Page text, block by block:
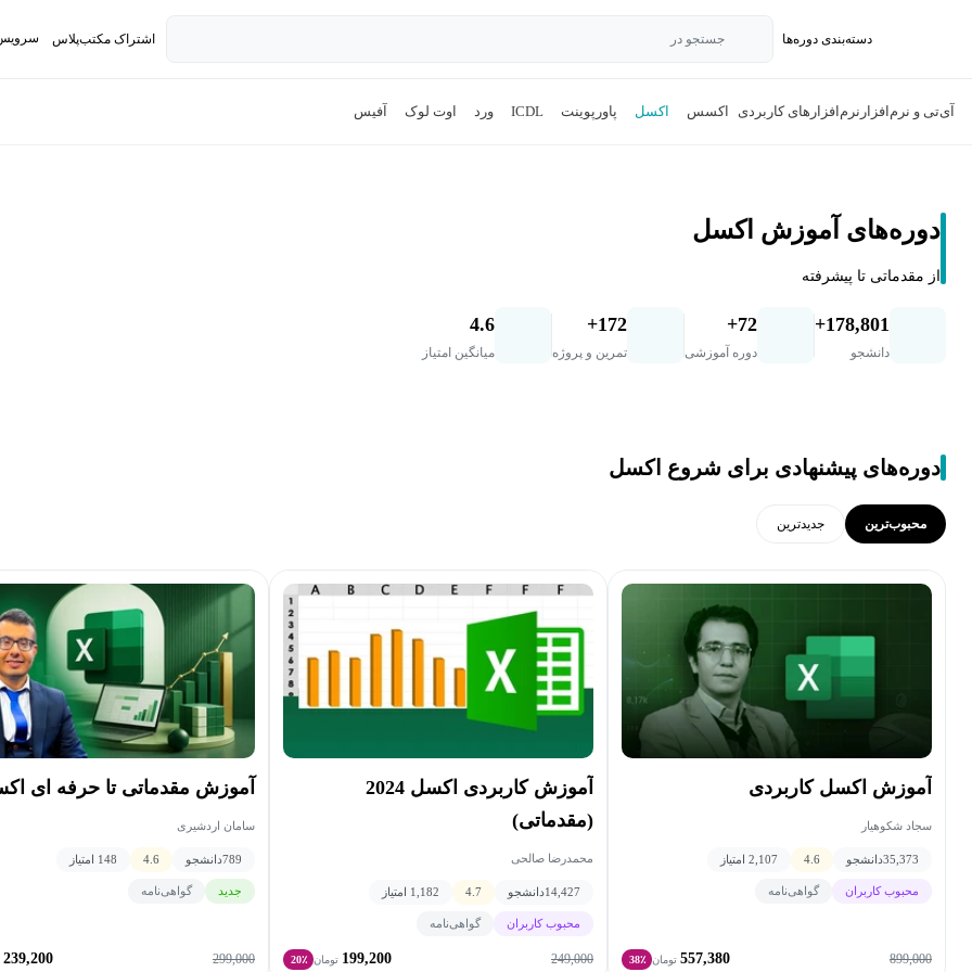
دسته‌بندی‌ دوره‌ها جستجو در اشتراک مکتب‌پلاس
آی‌تی و نرم‌افزار نرم‌افزارهای کاربردی اکسس اکسل پاورپوینت ICDL ورد اوت لوک آفیس
دوره‌های آموزش اکسل
از مقدماتی تا پیشرفته
178,801+
دانشجو
72+
دوره آموزشی
172+
تمرین و پروژه
4.6
میانگین امتیاز
دوره‌های پیشنهادی برای شروع اکسل
محبوب‌ترین جدید‌ترین
آموزش اکسل کاربردی
سجاد شکوهیار
35,373دانشجو 4.6 2,107 امتیاز
محبوب کاربران گواهی‌نامه
899,000
557,380 تومان 38٪
آموزش کاربردی اکسل 2024
(مقدماتی)
محمدرضا صالحی
14,427دانشجو 4.7 1,182 امتیاز
محبوب کاربران گواهی‌نامه
249,000
199,200 تومان 20٪
آموزش مقدماتی تا حرفه ای
سامان اردشیری
789دانشجو 4.6 148 امتیاز
جدید گواهی‌نامه
299,000
239,200